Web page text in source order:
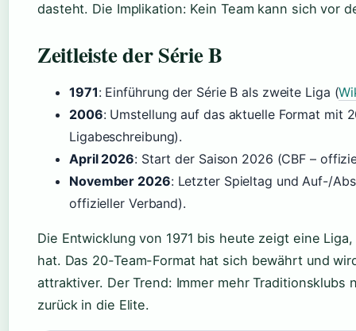
dasteht. Die Implikation: Kein Team kann sich vor
Zeitleiste der Série B
1971: Einführung der Série B als zweite Liga (
2006: Umstellung auf das aktuelle Format mit
Ligabeschreibung).
April 2026: Start der Saison 2026 (CBF –
November 2026: Letzter Spieltag und Auf-/
offizieller Verband).
Die Entwicklung von 1971 bis heute zeigt eine
hat. Das 20-Team-Format hat sich bewährt und
attraktiver. Der Trend: Immer mehr Traditionsklubs
zurück in die Elite.